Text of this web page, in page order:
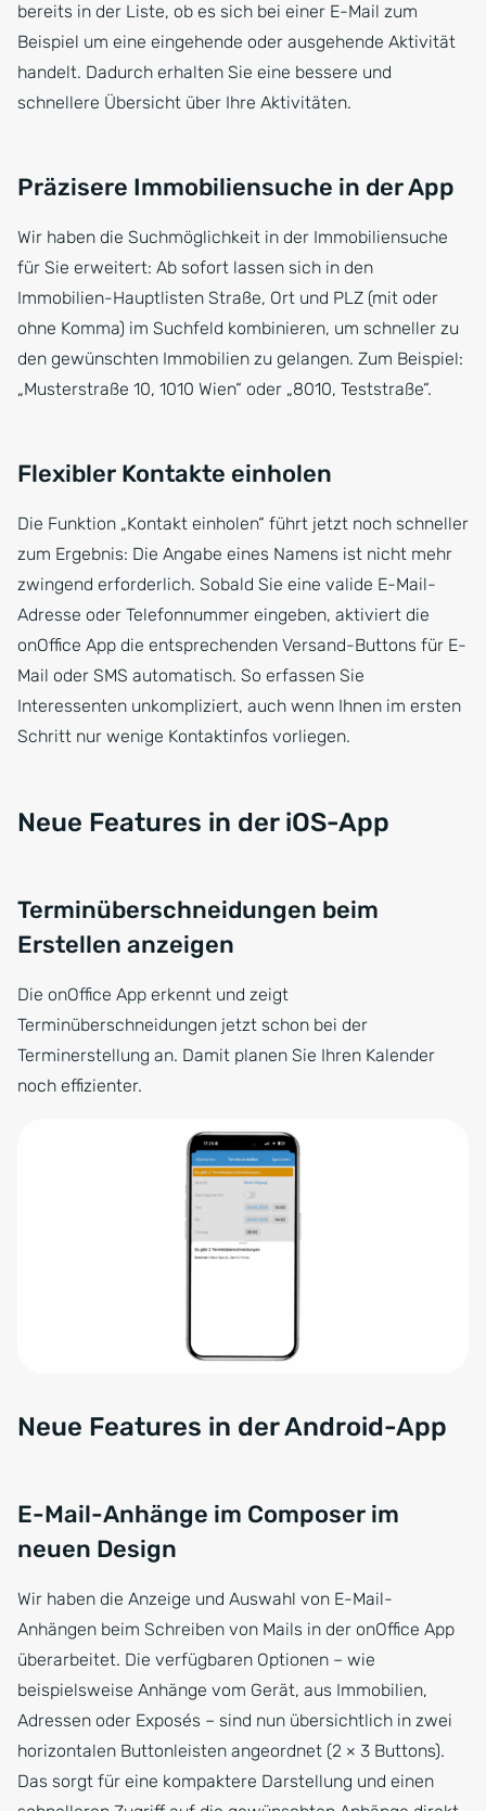
bereits in der Liste, ob es sich bei einer E-Mail zum
Beispiel um eine eingehende oder ausgehende Aktivität
handelt. Dadurch erhalten Sie eine bessere und
schnellere Übersicht über Ihre Aktivitäten.
Präzisere Immobiliensuche in der App
Wir haben die Suchmöglichkeit in der Immobiliensuche
für Sie erweitert: Ab sofort lassen sich in den
Immobilien-Hauptlisten Straße, Ort und PLZ (mit oder
ohne Komma) im Suchfeld kombinieren, um schneller zu
den gewünschten Immobilien zu gelangen. Zum Beispiel:
„Musterstraße 10, 1010 Wien“ oder „8010, Teststraße“.
Flexibler Kontakte einholen
Die Funktion „Kontakt einholen“ führt jetzt noch schneller
zum Ergebnis: Die Angabe eines Namens ist nicht mehr
zwingend erforderlich. Sobald Sie eine valide E-Mail-
Adresse oder Telefonnummer eingeben, aktiviert die
onOffice App die entsprechenden Versand-Buttons für E-
Mail oder SMS automatisch. So erfassen Sie
Interessenten unkompliziert, auch wenn Ihnen im ersten
Schritt nur wenige Kontaktinfos vorliegen.
Neue Features in der iOS-App
Terminüberschneidungen beim
Erstellen anzeigen
Die onOffice App erkennt und zeigt
Terminüberschneidungen jetzt schon bei der
Terminerstellung an. Damit planen Sie Ihren Kalender
noch effizienter.
Neue Features in der Android-App
E-Mail-Anhänge im Composer im
neuen Design
Wir haben die Anzeige und Auswahl von E-Mail-
Anhängen beim Schreiben von Mails in der onOffice App
überarbeitet. Die verfügbaren Optionen – wie
beispielsweise Anhänge vom Gerät, aus Immobilien,
Adressen oder Exposés – sind nun übersichtlich in zwei
horizontalen Buttonleisten angeordnet (2 × 3 Buttons).
Das sorgt für eine kompaktere Darstellung und einen